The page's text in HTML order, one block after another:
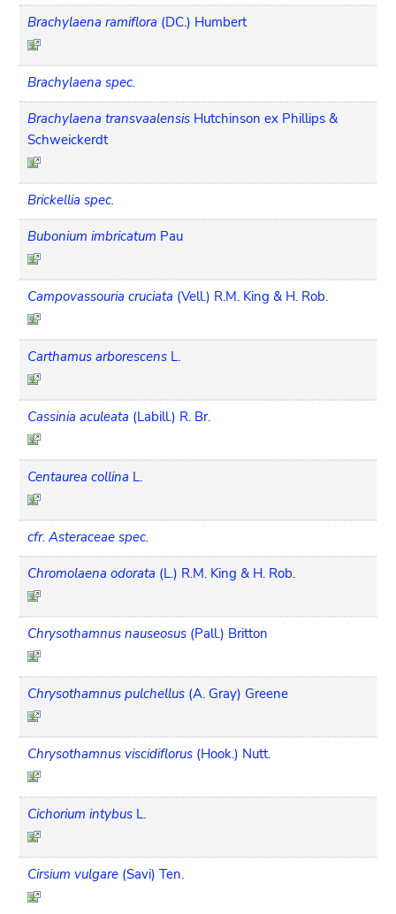
Brachylaena ramiflora (DC.) Humbert
Brachylaena spec.
Brachylaena transvaalensis Hutchinson ex Phillips &
Schweickerdt
Brickellia spec.
Bubonium imbricatum Pau
Campovassouria cruciata (Vell.) R.M. King & H. Rob.
Carthamus arborescens L.
Cassinia aculeata (Labill.) R. Br.
Centaurea collina L.
cfr. Asteraceae spec.
Chromolaena odorata (L.) R.M. King & H. Rob.
Chrysothamnus nauseosus (Pall.) Britton
Chrysothamnus pulchellus (A. Gray) Greene
Chrysothamnus viscidiflorus (Hook.) Nutt.
Cichorium intybus L.
Cirsium vulgare (Savi) Ten.